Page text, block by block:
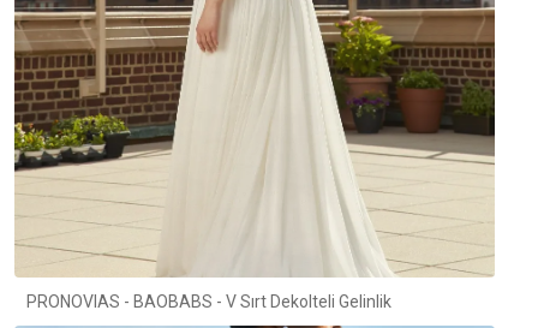
PRONOVIAS - BAOBABS - V Sırt Dekolteli Gelinlik